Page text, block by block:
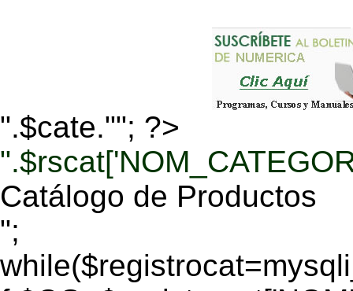
".$cate.""; ?>
Catálogo de Productos
";